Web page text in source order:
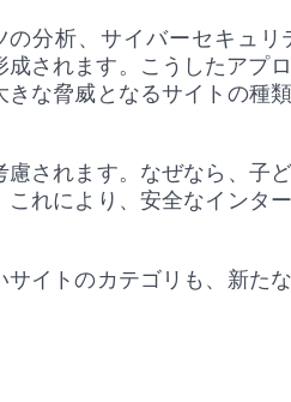
分析、サイバーセキュ
されます。こうしたアプ
な脅威となるサイトの種
されます。なぜなら、子
れにより、安全なインタ
イトのカテゴリも、新た